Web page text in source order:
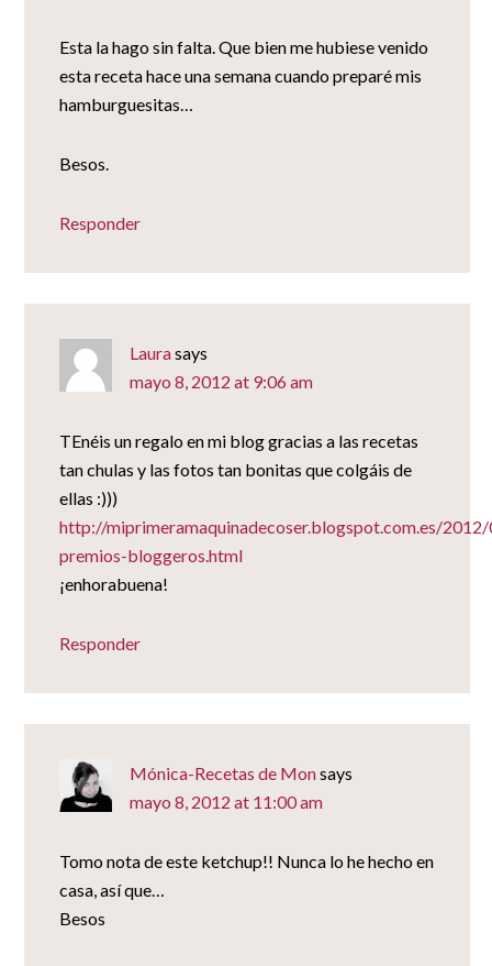
Esta la hago sin falta. Que bien me hubiese venido
esta receta hace una semana cuando preparé mis
hamburguesitas…
Besos.
Responder
Laurasays
mayo 8, 2012 at 9:06 am
TEnéis un regalo en mi blog gracias a las recetas
tan chulas y las fotos tan bonitas que colgáis de
ellas :)))
http://miprimeramaquinadecoser.blogspot.com.es/
premios-bloggeros.html
¡enhorabuena!
Responder
Mónica-Recetas de Monsays
mayo 8, 2012 at 11:00 am
Tomo nota de este ketchup!! Nunca lo he hecho en
casa, así que…
Besos